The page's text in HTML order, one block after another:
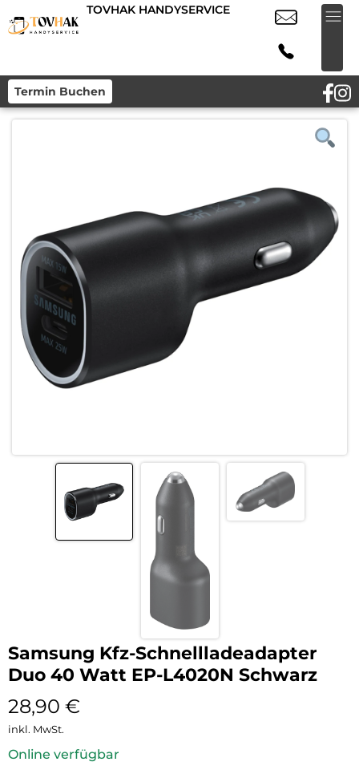
TOVHAK HANDYSERVICE
Termin Buchen
Samsung Kfz-Schnellladeadapter
Duo 40 Watt EP-L4020N Schwarz
28,90 €
inkl. MwSt.
Online verfügbar